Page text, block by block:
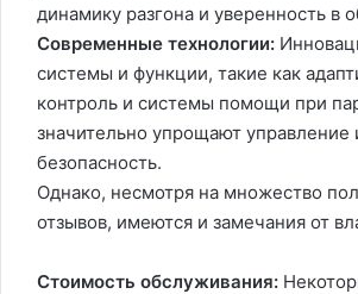
динамику разгона и уверенность в
Современные технологии:
системы и функции, такие как
контроль и системы помощи при
значительно упрощают
безопасность.
Однако, несмотря на множество
отзывов, имеются и замечания от
Стоимость обслуживания: